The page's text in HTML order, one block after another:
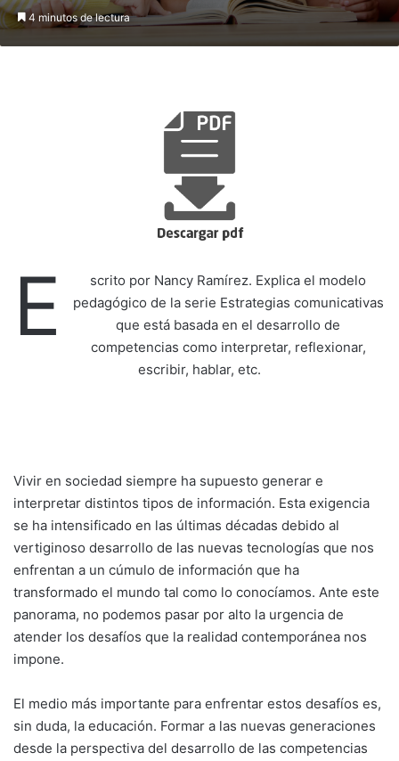
4 minutos de lectura
E
scrito por Nancy Ramírez. Explica el modelo
pedagógico de la serie Estrategias comunicativas
que está basada en el desarrollo de
competencias como interpretar, reflexionar,
escribir, hablar, etc.
Vivir en sociedad siempre ha supuesto generar e
interpretar distintos tipos de información. Esta exigencia
se ha intensificado en las últimas décadas debido al
vertiginoso desarrollo de las nuevas tecnologías que nos
enfrentan a un cúmulo de información que ha
transformado el mundo tal como lo conocíamos. Ante este
panorama, no podemos pasar por alto la urgencia de
atender los desafíos que la realidad contemporánea nos
impone.
El medio más importante para enfrentar estos desafíos es,
sin duda, la educación. Formar a las nuevas generaciones
desde la perspectiva del desarrollo de las competencias